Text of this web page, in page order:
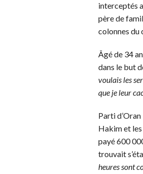
interceptés
père de
colonnes du
Âgé de 34
dans le but
voulais les
que je leur
Parti
Hakim et
payé 600
trouvait
heures sont